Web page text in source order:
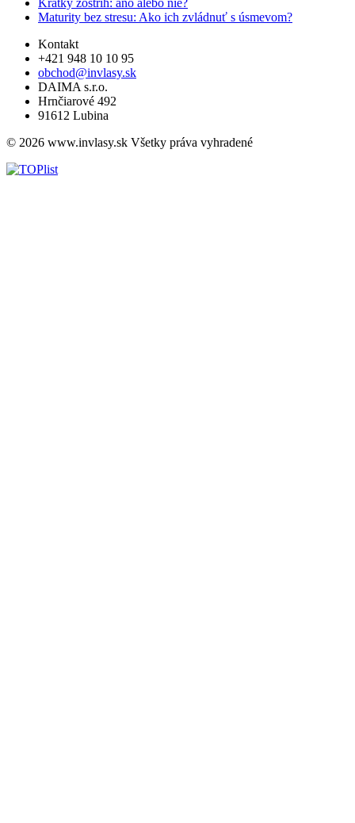
Krátky zostrih: áno alebo nie?
Maturity bez stresu: Ako ich zvládnuť s úsmevom?
Kontakt
+421 948 10 10 95
obchod@invlasy.sk
DAIMA s.r.o.
Hrnčiarové 492
91612 Lubina
© 2026 www.invlasy.sk Všetky práva vyhradené